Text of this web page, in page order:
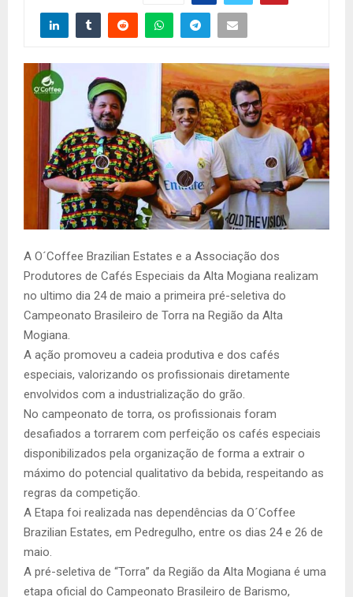
A O´Coffee Brazilian Estates e a Associação dos
Produtores de Cafés Especiais da Alta Mogiana realizam
no ultimo dia 24 de maio a primeira pré-seletiva do
Campeonato Brasileiro de Torra na Região da Alta
Mogiana.
A ação promoveu a cadeia produtiva e dos cafés
especiais, valorizando os profissionais diretamente
envolvidos com a industrialização do grão.
No campeonato de torra, os profissionais foram
desafiados a torrarem com perfeição os cafés especiais
disponibilizados pela organização de forma a extrair o
máximo do potencial qualitativo da bebida, respeitando as
regras da competição.
A Etapa foi realizada nas dependências da O´Coffee
Brazilian Estates, em Pedregulho, entre os dias 24 e 26 de
maio.
A pré-seletiva de “Torra” da Região da Alta Mogiana é uma
etapa oficial do Campeonato Brasileiro de Barismo,